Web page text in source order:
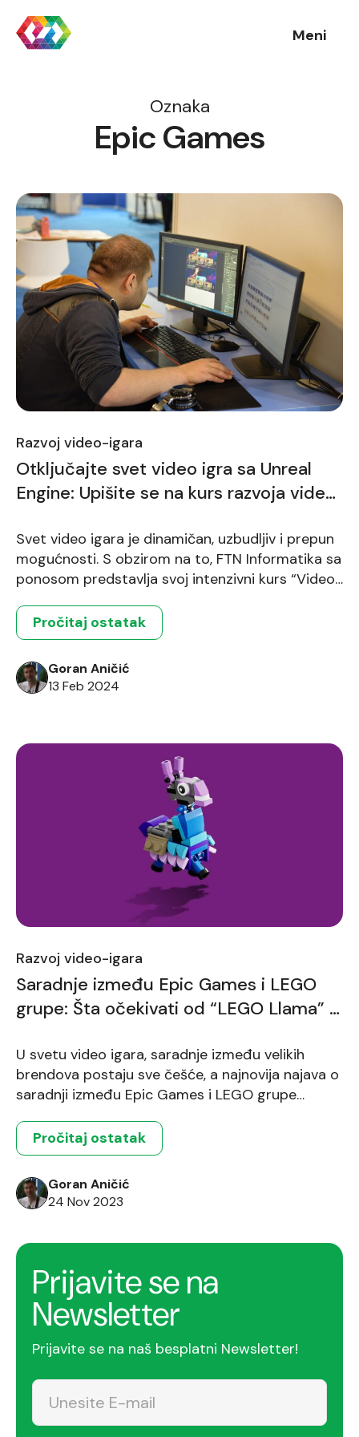
Meni
Oznaka
Epic Games
Razvoj video-igara
Otključajte svet video igra sa Unreal
Engine: Upišite se na kurs razvoja video
Svet video igara je dinamičan, uzbudljiv i prepun
mogućnosti. S obzirom na to, FTN Informatika sa
ponosom predstavlja svoj intenzivni kurs “Video
polaznike upozna sa osnovama razvoja video
igara koristeći moćnu tehnologiju Unreal Engine.
Ovaj kurs nudi 120 sati intenzivnog učenja
raspoređenih u 15 nedelja, omogućavajući
polaznicima da steknu znanja […]
Pročitaj ostatak
Goran Aničić
13 Feb 2024
Razvoj video-igara
Saradnje između Epic Games i LEGO
grupe: Šta očekivati od “LEGO Llama” u
U svetu video igara, saradnje između velikih
brendova postaju sve češće, a najnovija najava o
saradnji između Epic Games i LEGO grupe
fotografija lame pokrivene LEGO kockicama koju
je LEGO grupa podelila na Twitteru pokrenula je
brojne spekulacije. Ljubitelji igre Fortnite
prepoznali su ovu lamu kao Supply Llama iz igre,
[…]
Pročitaj ostatak
Goran Aničić
24 Nov 2023
Prijavite se na
Newsletter
Prijavite se na naš besplatni Newsletter!